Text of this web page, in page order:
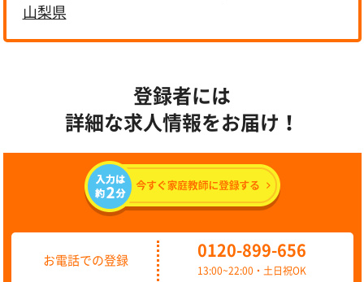
山梨県
登録者には
詳細な求人情報をお届け！
お電話での登録
0120-899-656
13:00~22:00・土日祝OK